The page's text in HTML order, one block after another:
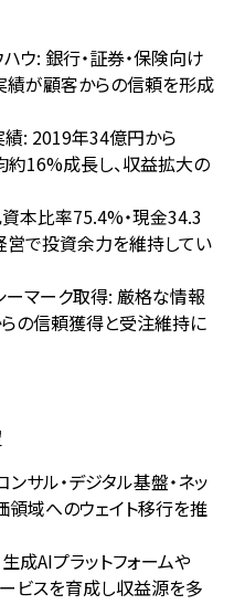
ウ: 銀行・証券・保険向け
績が顧客からの信頼を形成
: 2019年34億円から
16%成長し、収益拡大の
本比率75.4%・現金34.3
営で投資余力を維持してい
ーマーク取得: 厳格な情報
の信頼獲得と受注維持に
サル・デジタル基盤・ネッ
領域へのウェイト移行を推
成AIプラットフォームや
ビスを育成し収益源を多